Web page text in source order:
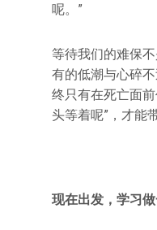
呢。”
等待我们的难保
有的低潮与心碎
终只有在死亡面
头等着呢”，才能
现在出发，学习